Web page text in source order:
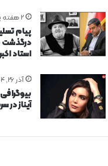
2 هفته پیش
پیام
درگذشت
استاد
آذر ۲۶, ۱۴۰۴
آیناز در